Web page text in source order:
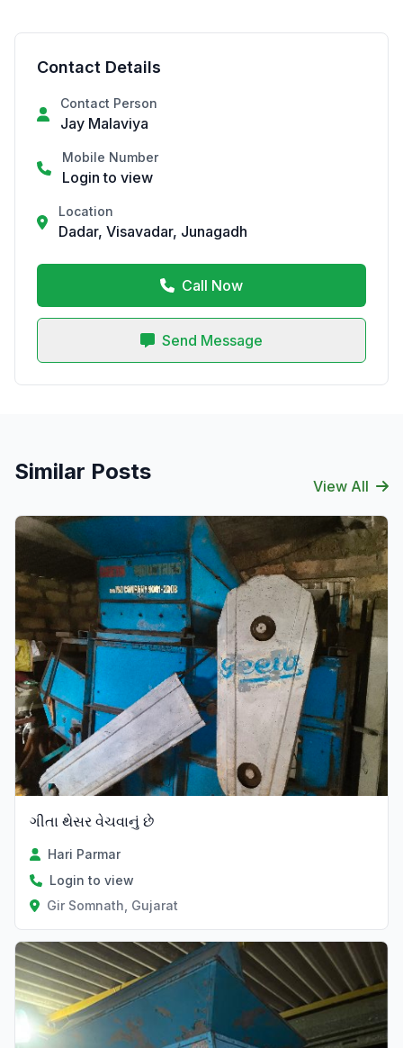
Contact Details
Contact Person
Jay Malaviya
Mobile Number
Login to view
Location
Dadar, Visavadar, Junagadh
Call Now
Send Message
Similar Posts
View All
ગીતા થેસર વેચવાનું છે
Hari Parmar
Login to view
Gir Somnath, Gujarat